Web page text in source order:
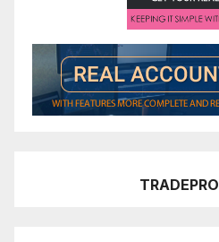
TRADEPRO